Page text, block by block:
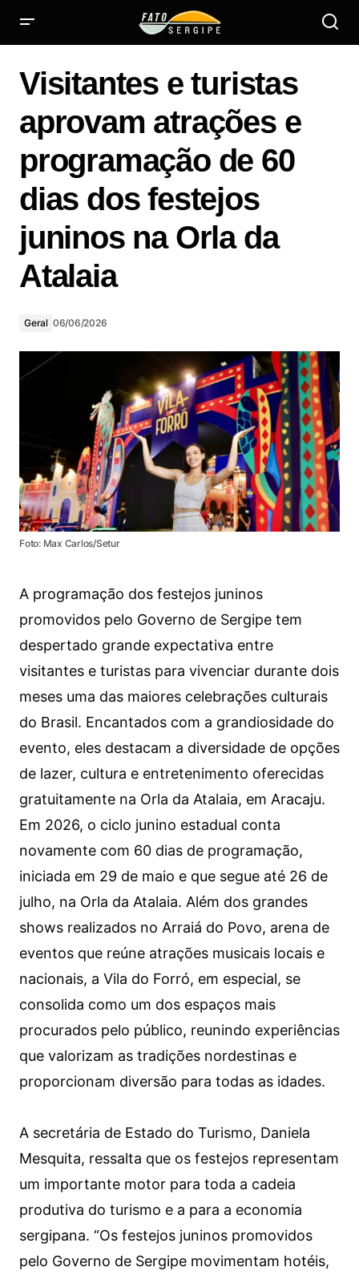
60 dias dos festejos juninos na Orla da Atalaia
Visitantes e turistas
aprovam atrações e
programação de 60
dias dos festejos
juninos na Orla da
Atalaia
Geral 06/06/2026
Foto: Max Carlos/Setur
A programação dos festejos juninos
promovidos pelo Governo de Sergipe tem
despertado grande expectativa entre
visitantes e turistas para vivenciar durante dois
meses uma das maiores celebrações culturais
do Brasil. Encantados com a grandiosidade do
evento, eles destacam a diversidade de opções
de lazer, cultura e entretenimento oferecidas
gratuitamente na Orla da Atalaia, em Aracaju.
Em 2026, o ciclo junino estadual conta
novamente com 60 dias de programação,
iniciada em 29 de maio e que segue até 26 de
julho, na Orla da Atalaia. Além dos grandes
shows realizados no Arraiá do Povo, arena de
eventos que reúne atrações musicais locais e
nacionais, a Vila do Forró, em especial, se
consolida como um dos espaços mais
procurados pelo público, reunindo experiências
que valorizam as tradições nordestinas e
proporcionam diversão para todas as idades.
A secretária de Estado do Turismo, Daniela
Mesquita, ressalta que os festejos representam
um importante motor para toda a cadeia
produtiva do turismo e a para a economia
sergipana. “Os festejos juninos promovidos
pelo Governo de Sergipe movimentam hotéis,